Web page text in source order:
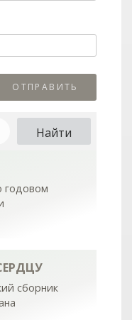
годовом
сборник